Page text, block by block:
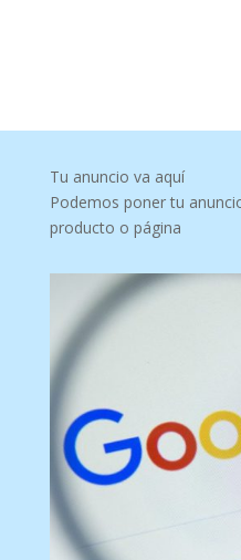
Tu anuncio va aquí
Podemos poner tu
producto o página